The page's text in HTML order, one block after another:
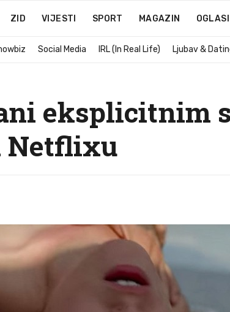
ZID VIJESTI SPORT MAGAZIN OGLASI
Social Media IRL (In Real Life) Ljubav &
eksplicitnim
Netflixu